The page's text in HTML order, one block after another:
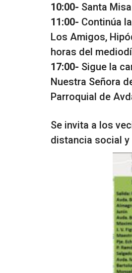
10:00- Santa
11:00- Continúa
Los Amigos,
horas del
17:00- Sigue la
Nuestra Señora
Parroquial de
Se invita a los
distancia social y